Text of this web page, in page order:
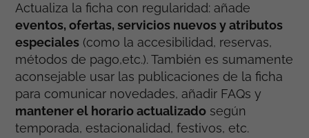
Actualiza la ficha con regularidad: añade
eventos, ofertas, servicios nuevos y atributos
especiales (como la accesibilidad, reservas,
métodos de pago,etc.). También es sumamente
aconsejable usar las publicaciones de la ficha
para comunicar novedades, añadir FAQs y
mantener el horario actualizado según
temporada, estacionalidad, festivos, etc.